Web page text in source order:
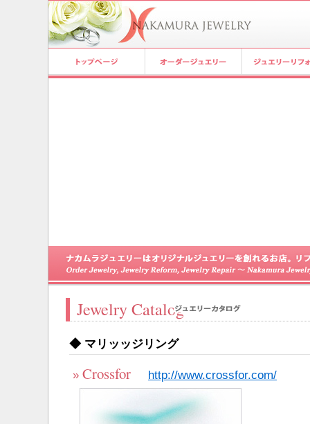
Jewelry Catalog
◆ マリッッジリング
» Crossfor http://www.crossfor.com/